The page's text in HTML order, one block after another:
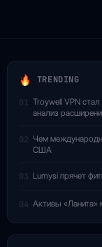
TRENDING
01 Troywell VPN
анализ
02 Чем
США
03 Lumysi прячет
04 Активы «Ланита»